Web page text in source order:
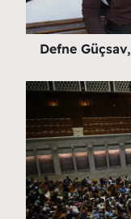
Defne